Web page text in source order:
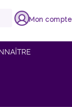
Mon compte